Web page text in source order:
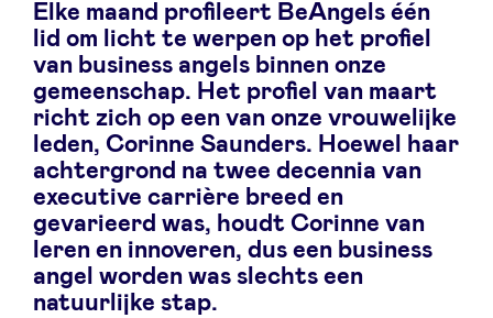
Nieuws
BeAngels Academy
BeAngels Luxemburg
NXT Brussels - Investeerders groep
Elke maand profileert BeAngels één
lid om licht te werpen op het profiel
van business angels binnen onze
gemeenschap. Het profiel van maart
richt zich op een van onze vrouwelijke
leden, Corinne Saunders. Hoewel haar
achtergrond na twee decennia van
executive carrière breed en
gevarieerd was, houdt Corinne van
leren en innoveren, dus een business
angel worden was slechts een
natuurlijke stap.